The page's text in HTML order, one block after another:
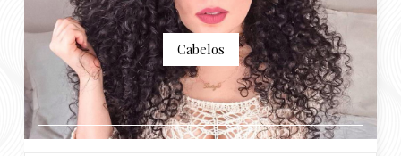
Cabelos